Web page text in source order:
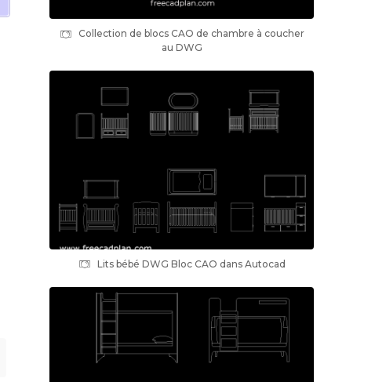
Collection de blocs CAO de chambre à coucher
au DWG
Lits bébé DWG Bloc CAO dans Autocad